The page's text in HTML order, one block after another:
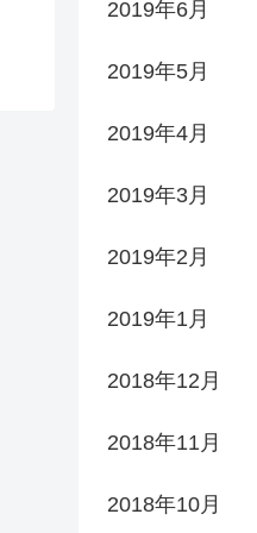
2019年6月
2019年5月
2019年4月
2019年3月
2019年2月
2019年1月
2018年12月
2018年11月
2018年10月